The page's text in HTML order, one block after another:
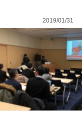
2019/01/31